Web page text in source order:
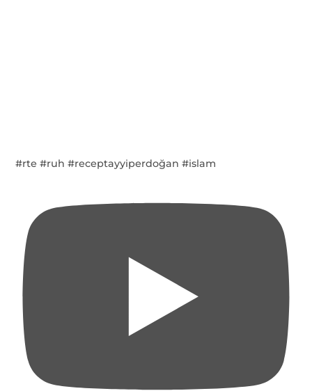
#rte #ruh #receptayyiperdoğan #islam